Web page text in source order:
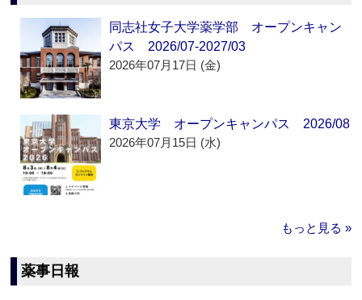
同志社女子大学薬学部 オープンキャン
パス 2026/07-2027/03
2026年07月17日 (金)
東京大学 オープンキャンパス 2026/08
2026年07月15日 (水)
もっと見る »
薬事日報